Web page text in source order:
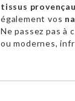
tissus
également vos
Ne passez pas à
ou modernes,